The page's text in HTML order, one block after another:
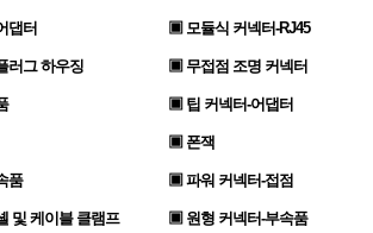
댑터 ▣ 모듈식 커넥터-RJ45
러그 하우징 ▣ 무접점 조명 커넥터
▣ 팁 커넥터-어댑터
▣ 폰잭
품 ▣ 파워 커넥터-접점
및 케이블 클램프 ▣ 원형 커넥터-부속품